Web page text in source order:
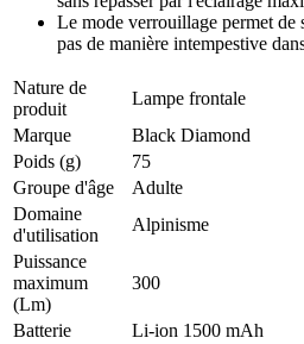
Le mode verrouillage permet de
pas de manière intempestive
Nature de
produit
Lampe frontale
Marque
Black Diamond
Poids (g)
75
Groupe d'âge
Adulte
Domaine
d'utilisation
Alpinisme
Puissance
maximum
(Lm)
300
Batterie
Li-ion 1500 mAh